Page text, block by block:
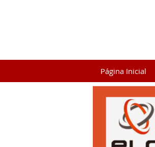
Página Inicial